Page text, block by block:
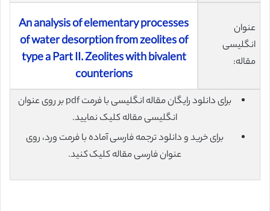
عنوان
انگلیسی
مقاله:
An analysis of elementary processes
of water desorption from zeolites of
type a Part II. Zeolites with bivalent
counterions
برای دانلود رایگان مقاله انگلیسی با فرمت pdf بر روی عنوان
انگلیسی مقاله کلیک نمایید.
برای خرید و دانلود ترجمه فارسی آماده با فرمت ورد، روی
عنوان فارسی مقاله کلیک کنید.